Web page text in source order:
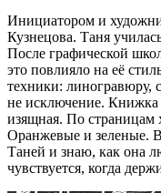
Инициатором и
Кузнецова. Таня
После графической
это повлияло на её
техники: линогравюру,
не исключение. Книжка
изящная. По
Оранжевые и зеленые.
Таней и знаю, как она
чувствуется, когда